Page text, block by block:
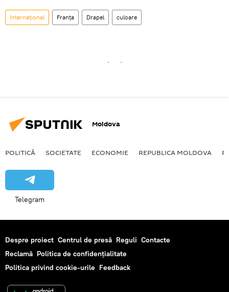
Internațional Franța Drapel culoare
Moldova
POLITICĂ SOCIETATE ECONOMIE REPUBLICA MOLDOVA
Telegram
Despre proiect Centrul de presă Reguli Contacte
Reclamă Politica de confidențialitate
Politica privind cookie-urile Feedback